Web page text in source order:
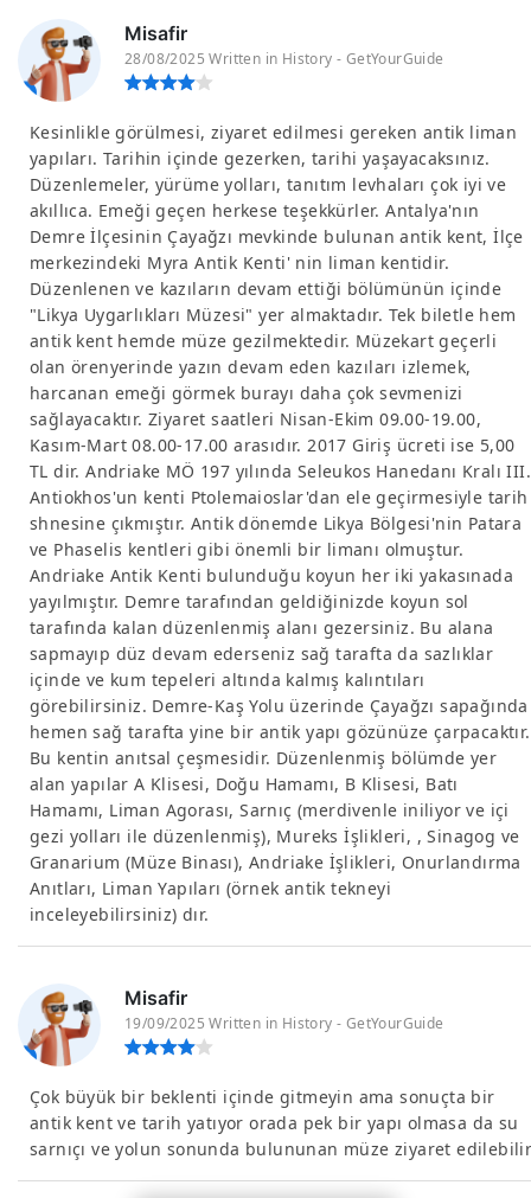
Misafir
28/08/2025 Written in History - GetYourGuide
Kesinlikle görülmesi, ziyaret edilmesi gereken antik liman
yapıları. Tarihin içinde gezerken, tarihi yaşayacaksınız.
Düzenlemeler, yürüme yolları, tanıtım levhaları çok iyi ve
akıllıca. Emeği geçen herkese teşekkürler. Antalya'nın
Demre İlçesinin Çayağzı mevkinde bulunan antik kent, İlçe
merkezindeki Myra Antik Kenti' nin liman kentidir.
Düzenlenen ve kazıların devam ettiği bölümünün içinde
"Likya Uygarlıkları Müzesi" yer almaktadır. Tek biletle hem
antik kent hemde müze gezilmektedir. Müzekart geçerli
olan örenyerinde yazın devam eden kazıları izlemek,
harcanan emeği görmek burayı daha çok sevmenizi
sağlayacaktır. Ziyaret saatleri Nisan-Ekim 09.00-19.00,
Kasım-Mart 08.00-17.00 arasıdır. 2017 Giriş ücreti ise 5,00
TL dir. Andriake MÖ 197 yılında Seleukos Hanedanı Kralı III.
Antiokhos'un kenti Ptolemaioslar'dan ele geçirmesiyle tarih
shnesine çıkmıştır. Antik dönemde Likya Bölgesi'nin Patara
ve Phaselis kentleri gibi önemli bir limanı olmuştur.
Andriake Antik Kenti bulunduğu koyun her iki yakasınada
yayılmıştır. Demre tarafından geldiğinizde koyun sol
tarafında kalan düzenlenmiş alanı gezersiniz. Bu alana
sapmayıp düz devam ederseniz sağ tarafta da sazlıklar
içinde ve kum tepeleri altında kalmış kalıntıları
görebilirsiniz. Demre-Kaş Yolu üzerinde Çayağzı sapağında
hemen sağ tarafta yine bir antik yapı gözünüze çarpacaktır.
Bu kentin anıtsal çeşmesidir. Düzenlenmiş bölümde yer
alan yapılar A Klisesi, Doğu Hamamı, B Klisesi, Batı
Hamamı, Liman Agorası, Sarnıç (merdivenle iniliyor ve içi
gezi yolları ile düzenlenmiş), Mureks İşlikleri, , Sinagog ve
Granarium (Müze Binası), Andriake İşlikleri, Onurlandırma
Anıtları, Liman Yapıları (örnek antik tekneyi
inceleyebilirsiniz) dır.
Misafir
19/09/2025 Written in History - GetYourGuide
Çok büyük bir beklenti içinde gitmeyin ama sonuçta bir
antik kent ve tarih yatıyor orada pek bir yapı olmasa da su
sarnıçı ve yolun sonunda bulununan müze ziyaret